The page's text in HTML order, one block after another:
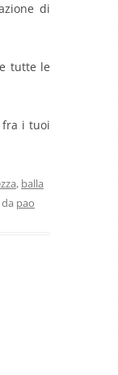
di
tutte le
fra i tuoi
, balla
da pao